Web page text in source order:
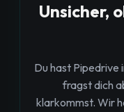
Unsicher,
Du hast Pipedrive
fragst dich
klarkommst. Wir